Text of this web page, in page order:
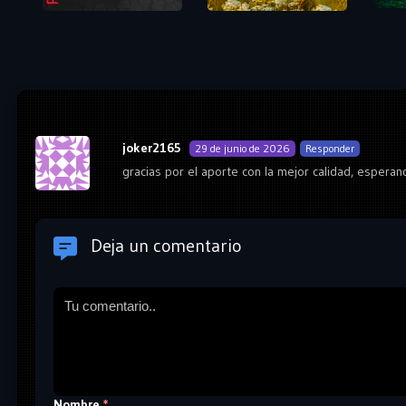
joker2165 29 de junio de 2026 Responder
gracias por el aporte con la mejor calidad,
Deja un comentario